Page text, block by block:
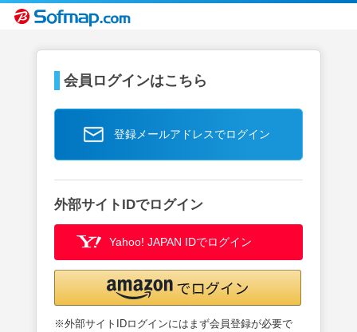
会員ログインはこちら
登録メールアドレスでログイン
外部サイトIDでログイン
Yahoo! JAPAN IDでログイン
※外部サイトIDログインにはまず会員登録が必要で